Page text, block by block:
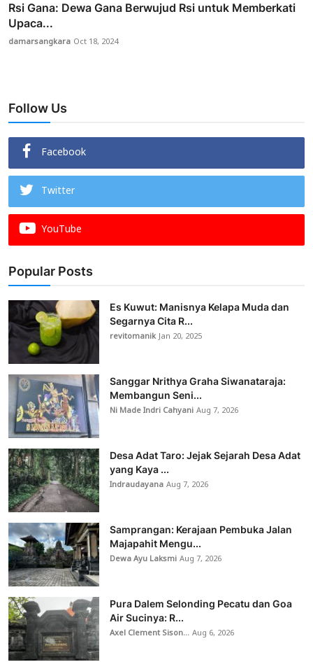
Rsi Gana: Dewa Gana Berwujud Rsi untuk Memberkati
Upaca...
damarsangkara Oct 18, 2024
Follow Us
Facebook
Twitter
YouTube
Popular Posts
Es Kuwut: Manisnya Kelapa Muda dan
Segarnya Cita R...
revitomanikJan 20, 2025
Sanggar Nrithya Graha Siwanataraja:
Membangun Seni...
Ni Made Indri CahyaniAug 7, 2026
Desa Adat Taro: Jejak Sejarah Desa Adat
yang Kaya ...
IndraudayanaAug 7, 2026
Samprangan: Kerajaan Pembuka Jalan
Majapahit Mengu...
Dewa Ayu LaksmiAug 7, 2026
Pura Dalem Selonding Pecatu dan Goa
Air Sucinya: R...
Axel Clement Sison...Aug 6, 2026